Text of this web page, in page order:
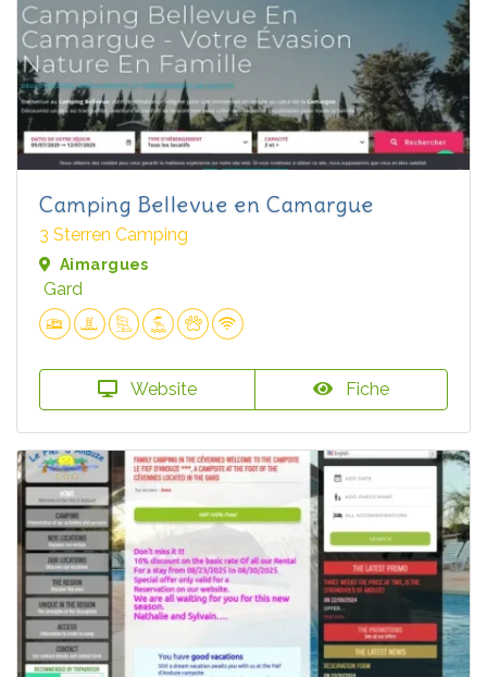
Camping Bellevue en Camargue
3 Sterren Camping
Aimargues
Gard
Website Fiche